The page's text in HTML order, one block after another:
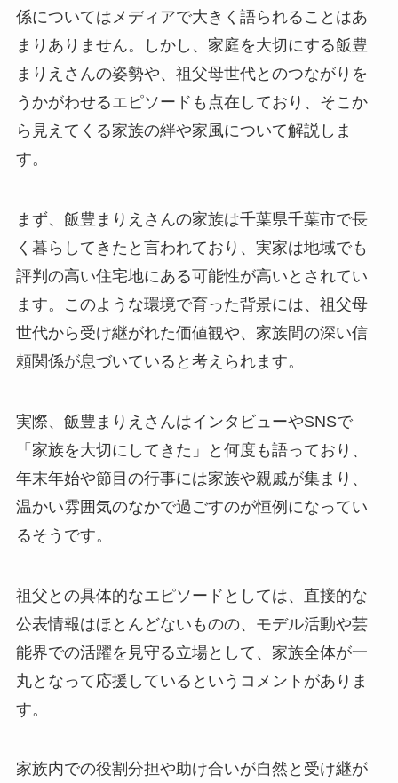
係についてはメディアで大きく語られることはあ
まりありません。しかし、家庭を大切にする飯豊
まりえさんの姿勢や、祖父母世代とのつながりを
うかがわせるエピソードも点在しており、そこか
ら見えてくる家族の絆や家風について解説しま
す。
まず、飯豊まりえさんの家族は千葉県千葉市で長
く暮らしてきたと言われており、実家は地域でも
評判の高い住宅地にある可能性が高いとされてい
ます。このような環境で育った背景には、祖父母
世代から受け継がれた価値観や、家族間の深い信
頼関係が息づいていると考えられます。
実際、飯豊まりえさんはインタビューやSNSで
「家族を大切にしてきた」と何度も語っており、
年末年始や節目の行事には家族や親戚が集まり、
温かい雰囲気のなかで過ごすのが恒例になってい
るそうです。
祖父との具体的なエピソードとしては、直接的な
公表情報はほとんどないものの、モデル活動や芸
能界での活躍を見守る立場として、家族全体が一
丸となって応援しているというコメントがありま
す。
家族内での役割分担や助け合いが自然と受け継が